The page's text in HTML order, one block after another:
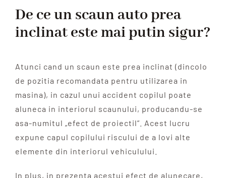
De ce un scaun auto prea
inclinat este mai putin sigur?
Atunci cand un scaun este prea inclinat (dincolo
de pozitia recomandata pentru utilizarea in
masina), in cazul unui accident copilul poate
aluneca in interiorul scaunului, producandu-se
asa-numitul „efect de proiectil”. Acest lucru
expune capul copilului riscului de a lovi alte
elemente din interiorul vehiculului.
In plus, in prezenta acestui efect de alunecare,